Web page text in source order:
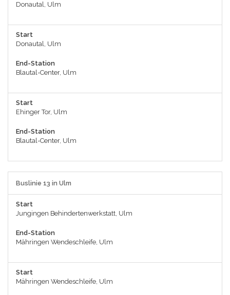
Donautal, Ulm
Start
Donautal, Ulm
End-Station
Blautal-Center, Ulm
Start
Ehinger Tor, Ulm
End-Station
Blautal-Center, Ulm
Buslinie 13 in Ulm
Start
Jungingen Behindertenwerkstatt, Ulm
End-Station
Mähringen Wendeschleife, Ulm
Start
Mähringen Wendeschleife, Ulm